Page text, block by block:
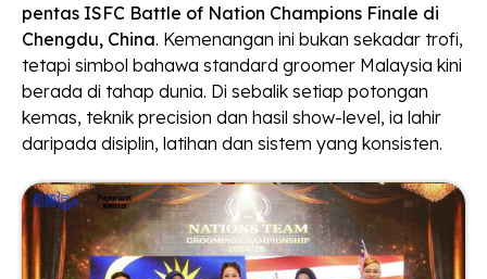
pentas ISFC Battle of Nation Champions Finale di
Chengdu, China. Kemenangan ini bukan sekadar trofi,
tetapi simbol bahawa standard groomer Malaysia kini
berada di tahap dunia. Di sebalik setiap potongan
kemas, teknik precision dan hasil show-level, ia lahir
daripada disiplin, latihan dan sistem yang konsisten.